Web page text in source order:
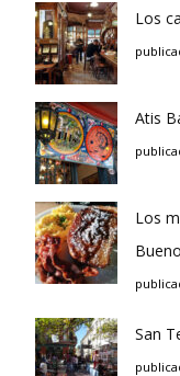
Los
Atis
Los
San